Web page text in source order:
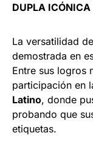
DUPLA ICÓNICA
La versatilidad
demostrada en
Entre sus logros
participación en
Latino, donde
probando que
etiquetas.